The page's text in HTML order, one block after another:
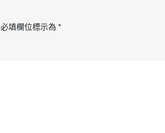
必填欄位標示為 *